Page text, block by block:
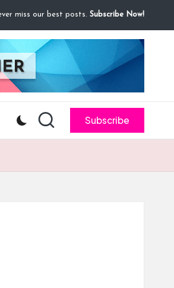
miss our best posts. Subscribe Now!
Subscribe